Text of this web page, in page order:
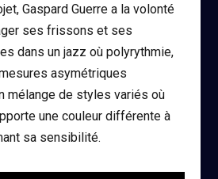
Gaspard Guerre a la volonté
ses frissons et ses
dans un jazz où polyrythmie,
asymétriques
mélange de styles variés où
une couleur différente à
sa sensibilité.